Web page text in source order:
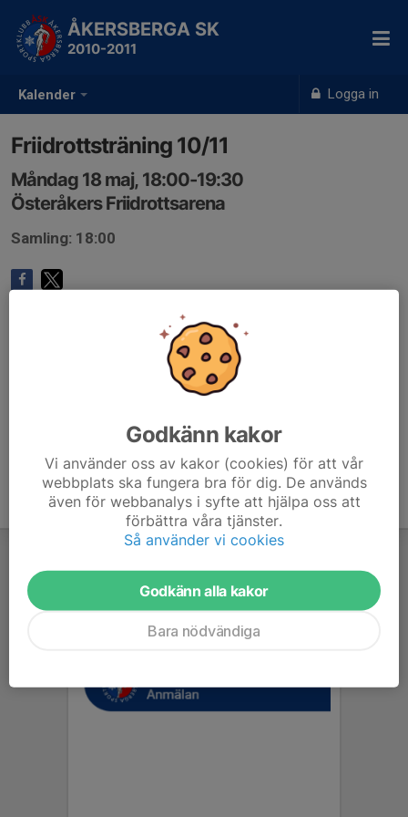
Kalender Logga in
ÅKERSBERGA SK
2010-2011
Friidrottsträning 10/11
Måndag 18 maj, 18:00-19:30
Österåkers Friidrottsarena
Samling: 18:00
Godkänn kakor
Vi använder oss av kakor (cookies) för att vår
webbplats ska fungera bra för dig. De används
även för webbanalys i syfte att hjälpa oss att
förbättra våra tjänster.
Så använder vi cookies
Godkänn alla kakor
Bara nödvändiga